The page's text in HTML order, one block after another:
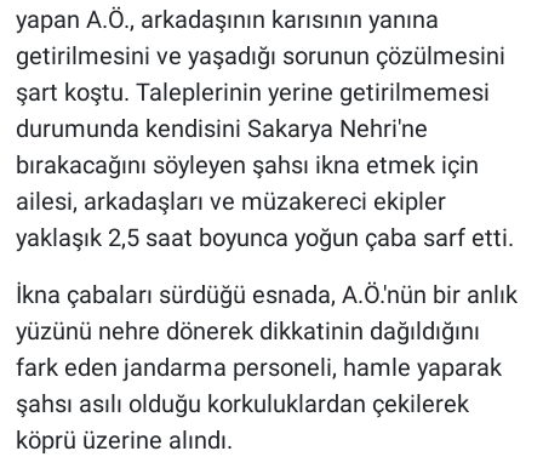
yapan A.Ö., arkadaşının karısının yanına
getirilmesini ve yaşadığı sorunun çözülmesini
şart koştu. Taleplerinin yerine getirilmemesi
durumunda kendisini Sakarya Nehri'ne
bırakacağını söyleyen şahsı ikna etmek için
ailesi, arkadaşları ve müzakereci ekipler
yaklaşık 2,5 saat boyunca yoğun çaba sarf etti.
İkna çabaları sürdüğü esnada, A.Ö.'nün bir anlık
yüzünü nehre dönerek dikkatinin dağıldığını
fark eden jandarma personeli, hamle yaparak
şahsı asılı olduğu korkuluklardan çekilerek
köprü üzerine alındı.